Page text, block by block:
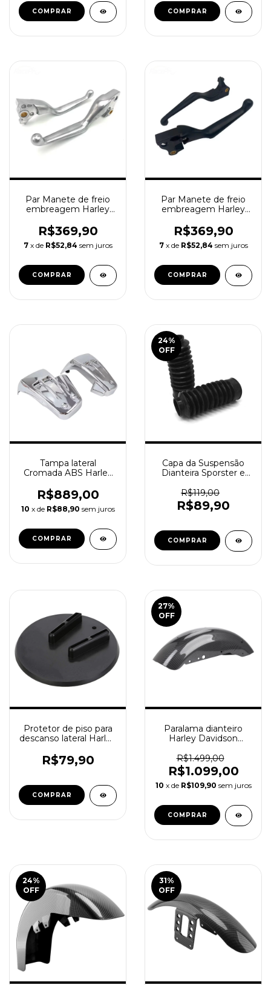
Par Manete de freio
embreagem Harley
R$369,90
7 x de R$52,84 sem juros
Par Manete de freio
embreagem Harley
R$369,90
7 x de R$52,84 sem juros
Tampa lateral
Cromada ABS Harley
R$889,00
10 x de R$88,90 sem juros
24%
OFF
Capa da Suspensão
Dianteira Sporster e
R$119,00
R$89,90
Protetor de piso para
descanso lateral Harley
R$79,90
27%
OFF
Paralama dianteiro
Harley Davidson
Largo
R$1.499,00
R$1.099,00
10 x de R$109,90 sem juros
24%
OFF
31%
OFF